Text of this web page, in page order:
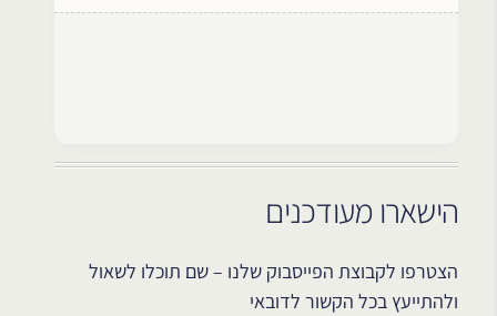
הישארו מעודכנים
הצטרפו לקבוצת הפייסבוק שלנו – שם תוכלו לשאול
ולהתייעץ בכל הקשור לדובאי